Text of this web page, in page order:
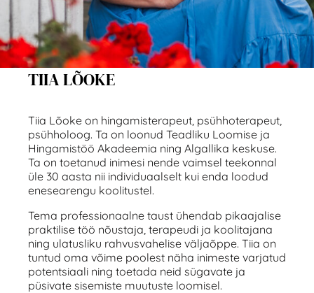
TIIA LÕOKE
Tiia Lõoke on hingamisterapeut, psühhoterapeut,
psühholoog. Ta on loonud Teadliku Loomise ja
Hingamistöö Akadeemia ning Algallika keskuse.
Ta on toetanud inimesi nende vaimsel teekonnal
üle 30 aasta nii individuaalselt kui enda loodud
enesearengu koolitustel.
Tema professionaalne taust ühendab pikaajalise
praktilise töö nõustaja, terapeudi ja koolitajana
ning ulatusliku rahvusvahelise väljaõppe. Tiia on
tuntud oma võime poolest näha inimeste varjatud
potentsiaali ning toetada neid sügavate ja
püsivate sisemiste muutuste loomisel.